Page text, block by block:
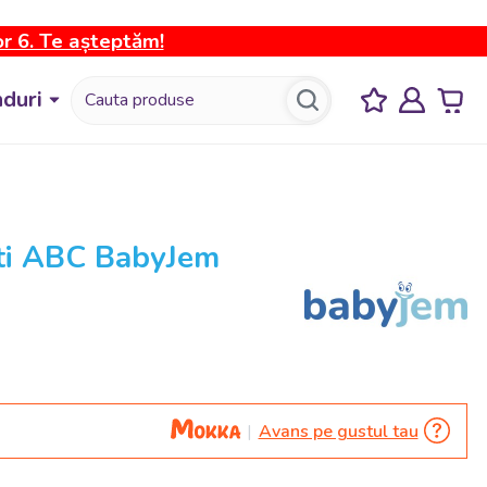
6. Te așteptăm!
ABC BabyJem
Avans pe gustul tau